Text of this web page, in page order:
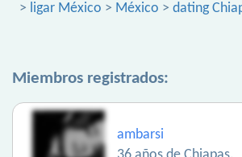
> ligar México > México > dating
Miembros registrados:
ambarsi